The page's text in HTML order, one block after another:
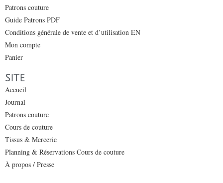
Patrons couture
Guide Patrons PDF
Conditions générale de vente et d’utilisation EN
Mon compte
Panier
SITE
Accueil
Journal
Patrons couture
Cours de couture
Tissus & Mercerie
Planning & Réservations Cours de couture
À propos / Presse